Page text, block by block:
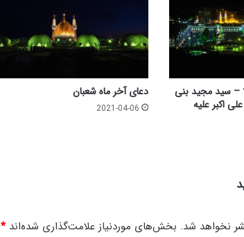
– سید مجید بنی
اکبر علیه
دعای آخر ماه شعبان
2021-04-06
نخواهد شد. بخش‌های موردنیاز علامت‌گذاری شده‌اند*